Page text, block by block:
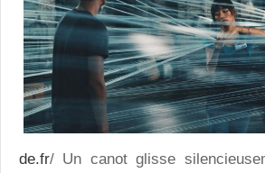
de.fr/ Un canot glisse